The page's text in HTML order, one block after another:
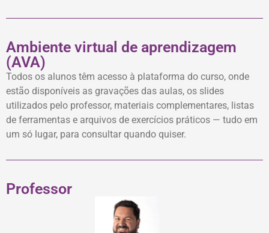
Ambiente virtual de aprendizagem
(AVA)
Todos os alunos têm acesso à plataforma do curso, onde
estão disponíveis as gravações das aulas, os slides
utilizados pelo professor, materiais complementares, listas
de ferramentas e arquivos de exercícios práticos — tudo em
um só lugar, para consultar quando quiser.
Professor